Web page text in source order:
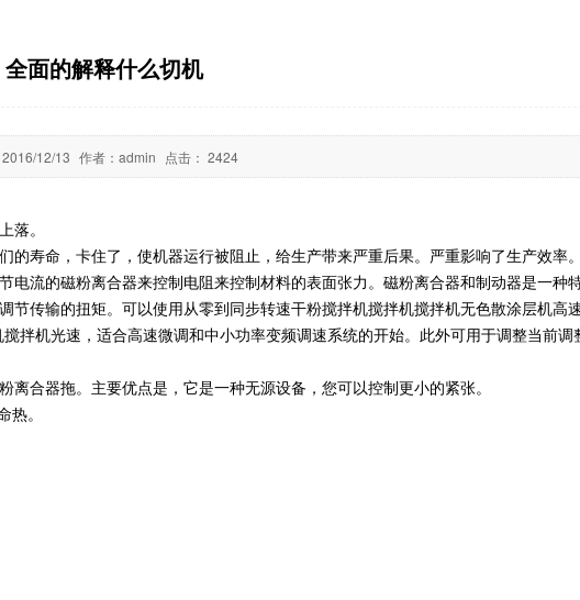
全面的解释什么切机
2016/12/13 作者： admin 点击： 2424
落。
寿命，卡住了，使机器运行被阻止，给生产带来严重后果。严重影响了生产效率。
流的磁粉离合器来控制电阻来控制材料的表面张力。磁粉离合器和制动器是一种
传输的扭矩。可以使用从零到同步转速干粉搅拌机搅拌机搅拌机无色散涂层机高
拌机光速，适合高速微调和中小功率变频调速系统的开始。此外可用于调整当前
合器拖。主要优点是，它是一种无源设备，您可以控制更小的紧张。
。